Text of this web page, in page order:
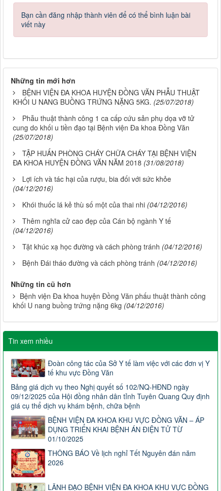
Bạn cần đăng nhập thành viên để có thể bình luận bài
viết này
Những tin mới hơn
BỆNH VIỆN ĐA KHOA HUYỆN ĐỒNG VĂN PHẪU THUẬT
KHỐI U NANG BUỒNG TRỨNG NẶNG 5KG. (25/07/2018)
Phẫu thuật thành công 1 ca cấp cứu sản phụ dọa vỡ tử
cung do khối u tiền đạo tại Bệnh viện Đa khoa Đồng Văn
(25/07/2018)
TẬP HUẤN PHÒNG CHÁY CHỮA CHÁY TẠI BỆNH VIỆN
ĐA KHOA HUYỆN ĐỒNG VĂN NĂM 2018 (31/08/2018)
Lợi ích và tác hại của rượu, bia đối với sức khỏe
(04/12/2016)
Khói thuốc lá kẻ thù số một của thai nhi (04/12/2016)
Thêm nghĩa cử cao đẹp của Cán bộ ngành Y tế
(04/12/2016)
Tật khúc xạ học đường và cách phòng tránh (04/12/2016)
Bệnh Đái tháo đường và cách phòng tránh (04/12/2016)
Những tin cũ hơn
Bệnh viện Đa khoa huyện Đồng Văn phấu thuật thành công
khối U nang buồng trứng nặng 6kg (04/12/2016)
Tin xem nhiều
Đoàn công tác của Sở Y tế làm việc với các đơn vị Y
tế khu vực Đồng Văn
Bảng giá dịch vụ theo Nghị quyết số 102/NQ-HĐND ngày
09/12/2025 của Hội đồng nhân dân tỉnh Tuyên Quang Quy định
giá cụ thể dịch vụ khám bệnh, chữa bệnh
BỆNH VIỆN ĐA KHOA KHU VỰC ĐỒNG VĂN – ÁP
DỤNG TRIỂN KHAI BỆNH ÁN ĐIỆN TỬ TỪ
01/10/2025
THÔNG BÁO Về lịch nghỉ Tết Nguyên đán năm
2026
LÃNH ĐẠO BỆNH VIỆN ĐA KHOA KHU VỰC ĐỒNG